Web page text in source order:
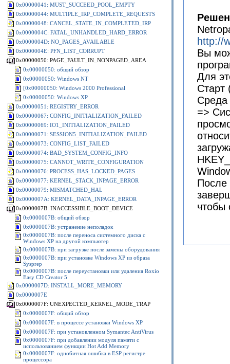
0x00000041: MUST_SUCCEED_POOL_EMPTY
0x00000044: MULTIPLE_IRP_COMPLETE_REQUESTS
0x00000048: CANCEL_STATE_IN_COMPLETED_IRP
0x0000004C: FATAL_UNHANDLED_HARD_ERROR
0x0000004D: NO_PAGES_AVAILABLE
0x0000004E: PFN_LIST_CORRUPT
0x00000050: PAGE_FAULT_IN_NONPAGED_AREA
0x00000050: общий обзор
0x00000050: Windows NT
[0x00000050: Windows 2000 Professional
0x00000050: Windows XP
0x00000051: REGISTRY_ERROR
0x00000067: CONFIG_INITIALIZATION_FAILED
0x00000069: IO1_INITIALIZATION_FAILED
0x00000071: SESSION5_INITIALIZATION_FAILED
0x00000073: CONFIG_LIST_FAILED
0x00000074: BAD_SYSTEM_CONFIG_INFO
0x00000075: CANNOT_WRITE_CONFIGURATION
0x00000076: PROCESS_HAS_LOCKED_PAGES
0x00000077: KERNEL_STACK_INPAGE_ERROR
0x00000079: MISMATCHED_HAL
0x0000007A: KERNEL_DATA_INPAGE_ERROR
0x0000007B: INACCESSIBLE_BOOT_DEVICE
0x0000007B: общий обзор
0x0000007B: устранение неполадок
0x0000007B: после переноса системного диска с
Windows XP на другой компьютер
0x0000007B: при загрузке после замены оборудования
0x0000007B: при установке Windows XP из образа
Sysprep
0x0000007B: после переустановки или удаления Roxio
Easy CD Creator 5
0x0000007D: INSTALL_MORE_MEMORY
0x0000007E
0x0000007F: UNEXPECTED_KERNEL_MODE_TRAP
0x0000007F: общий обзор
0x0000007F: в процессе установки Windows XP
0x0000007F: при установленном Symantec AntiVirus
0x0000007F: при добавлении модуля памяти с
использованием функции Hot Add Memory
0x0000007F: однобитная ошибка в ESP регистре
процессора
http://
Вы
Для
Старт
Среда
=>
После
чтобы